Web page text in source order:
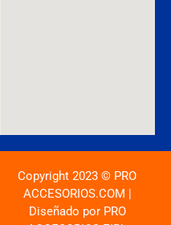
Copyright 2023 © PRO
ACCESORIOS.COM |
Diseñado por PRO